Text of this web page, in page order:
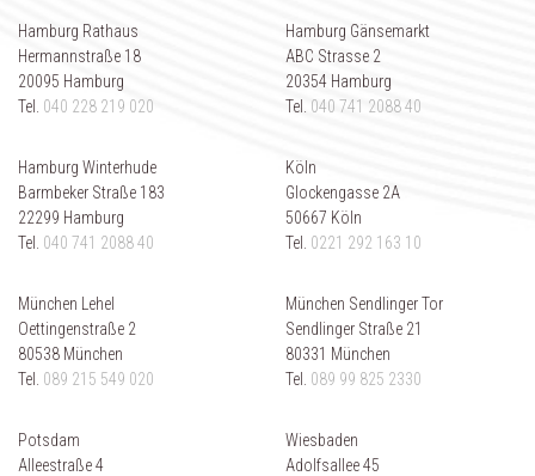
Hamburg Rathaus
Hermannstraße 18
20095 Hamburg
Tel. 040 228 219 020
Hamburg Gänsemarkt
ABC Strasse 2
20354 Hamburg
Tel. 040 741 2088 40
Hamburg Winterhude
Barmbeker Straße 183
22299 Hamburg
Tel. 040 741 2088 40
Köln
Glockengasse 2A
50667 Köln
Tel. 0221 292 163 10
München Lehel
Oettingenstraße 2
80538 München
Tel. 089 215 549 020
München Sendlinger Tor
Sendlinger Straße 21
80331 München
Tel. 089 99 825 2330
Potsdam
Alleestraße 4
Wiesbaden
Adolfsallee 45